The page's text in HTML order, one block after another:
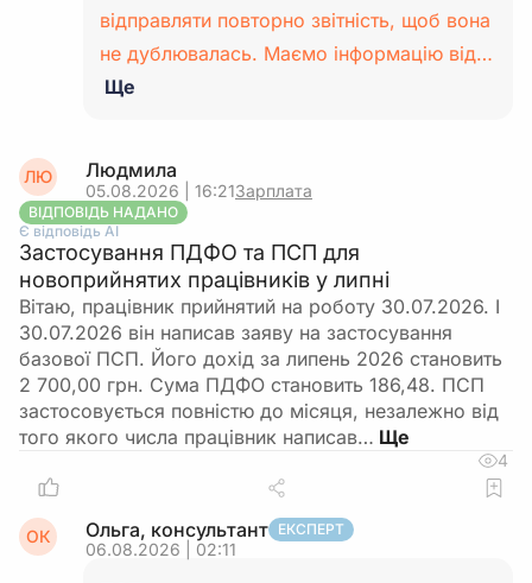
відправляти повторно звітність, щоб вона
не дублювалась. Маємо інформацію від…
Ще
ЛЮ Людмила
05.08.2026 | 16:21Зарплата
ВІДПОВІДЬ НАДАНО
Є відповідь АІ
Застосування ПДФО та ПСП для
новоприйнятих працівників у липні
Вітаю, працівник прийнятий на роботу 30.07.2026. І
30.07.2026 він написав заяву на застосування
базової ПСП. Його дохід за липень 2026 становить
2 700,00 грн. Сума ПДФО становить 186,48. ПСП
застосовується повністю до місяця, незалежно від
того якого числа працівник написав…
4
ОК Ольга, консультант ЕКСПЕРТ
06.08.2026 | 02:11